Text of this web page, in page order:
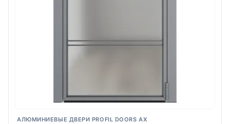
АЛЮМИНИЕВЫЕ ДВЕРИ PROFIL DOORS AX